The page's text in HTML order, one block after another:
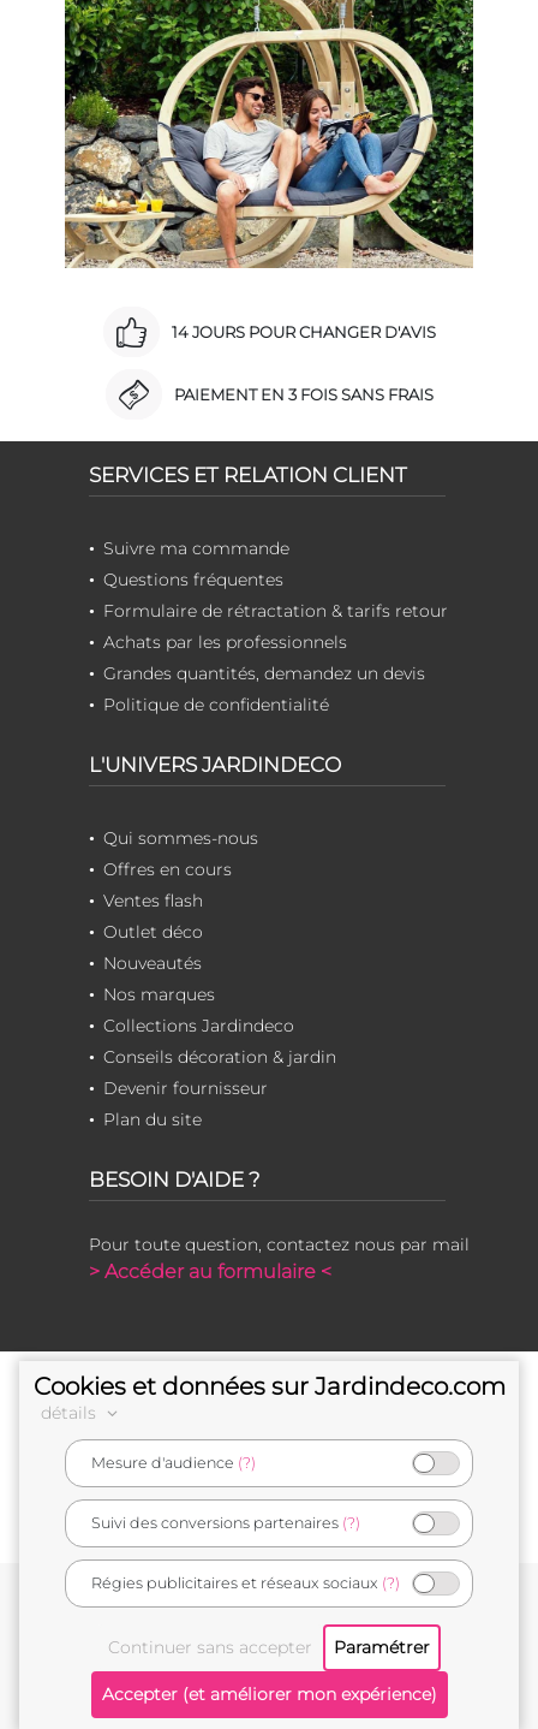
14 JOURS POUR CHANGER D'AVIS
PAIEMENT EN 3 FOIS SANS FRAIS
SERVICES ET RELATION CLIENT
Suivre ma commande
Questions fréquentes
Formulaire de rétractation & tarifs retour
Achats par les professionnels
Grandes quantités, demandez un devis
Politique de confidentialité
L'UNIVERS JARDINDECO
Qui sommes-nous
Offres en cours
Ventes flash
Outlet déco
Nouveautés
Nos marques
Collections Jardindeco
Conseils décoration & jardin
Devenir fournisseur
Plan du site
BESOIN D'AIDE ?
Pour toute question, contactez nous par mail
> Accéder au formulaire <
e-commerçant français
Mentions légales
Cookies et données sur Jardindeco.com
détails
Mesure d'audience (?)
Suivi des conversions partenaires (?)
Régies publicitaires et réseaux sociaux (?)